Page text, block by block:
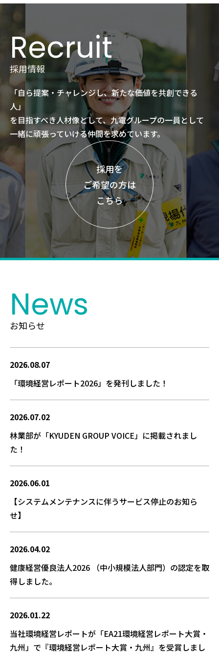
採用情報
Recruit
「自ら提案・チャレンジし、新たな価値を共創できる
人」
を目指すべき人材像として、九電グループの一員として
一緒に頑張っていける仲間を求めています。
採用を
ご希望の方は
こちら
お知らせ
News
2026.08.07
「環境経営レポート2026」を発刊しました！
2026.07.02
林業部が「KYUDEN GROUP VOICE」に掲載されまし
た！
2026.06.01
【システムメンテナンスに伴うサービス停止のお知ら
せ】
2026.04.02
健康経営優良法人2026 （中小規模法人部門）の認定を取
得しました。
2026.01.22
当社環境経営レポートが「EA21環境経営レポート大賞・
九州」で『環境経営レポート大賞・九州』を受賞しまし